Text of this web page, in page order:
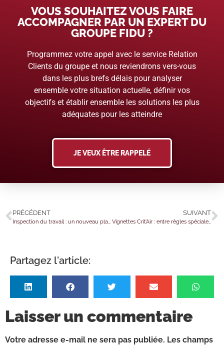
VOUS SOUHAITEZ VOUS FAIRE
ACCOMPAGNER PAR UN EXPERT DU
GROUPE FIDU ?
Programmez votre appel avec le service Relation
Clients du groupe et nous reviendrons vers-vous
dans les plus brefs délais pour analyser
ensemble votre situation actuelle, définir vos
objectifs et établir ensemble les solutions les plus
adéquates pour les atteindre
JE VEUX ÊTRE RAPPELÉ
PRÉCÉDENT SUIVANT
Vignettes Crit’Air : entre règles spéciales et arnaques, faisons le point !
Partagez l'article:
Laisser un commentaire
Votre adresse e-mail ne sera pas publiée. Les champs